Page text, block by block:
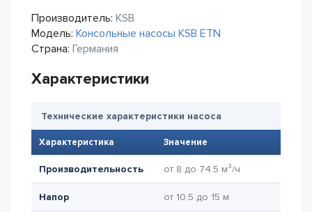
Производитель: KSB
Модель: Консольные насосы KSB ETN
Страна: Германия
Характеристики
Технические характеристики насоса
Характеристика Значение
Производительность от 8 до 74.5 м³/ч
Напор от 10.5 до 15 м